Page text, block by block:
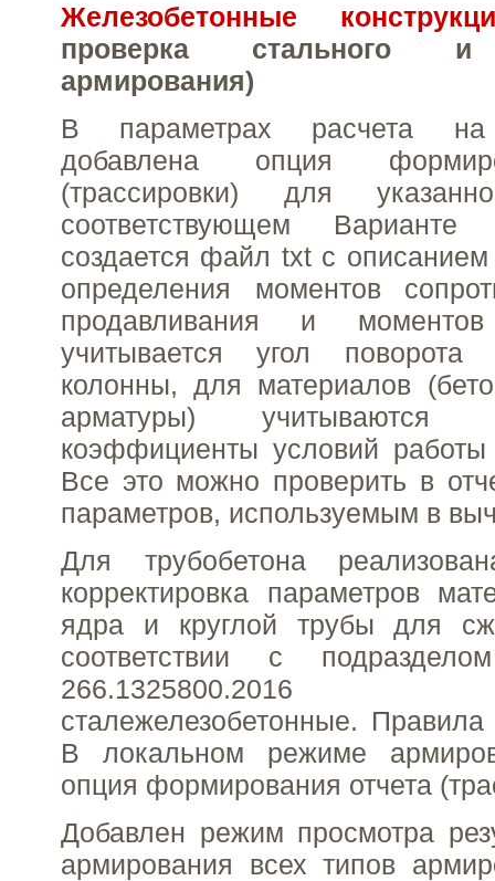
Железобетонные
проверка стального и
армирования)
В параметрах расчета на
добавлена опция
(трассировки) для
соответствующем Варианте
создается файл txt с
определения моментов
продавливания и моментов
учитывается угол поворота
колонны, для материалов
арматуры) учитываются
коэффициенты условий
Все это можно проверить в
параметров, используемым в
Для трубобетона
корректировка параметров
ядра и круглой трубы для
соответствии с
266.1325800.2016
сталежелезобетонные. Правила
В локальном режиме
опция формирования отчета
Добавлен режим просмотра
армирования всех типов